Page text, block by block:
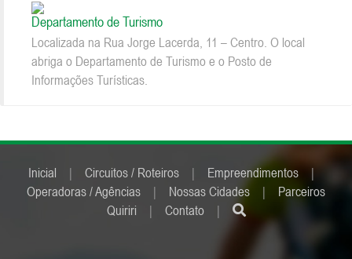
Departamento de Turismo
Localizada na Rua Jorge Lacerda, 11 – Centro. O local
abriga o Departamento de Turismo e o Posto de
Informações Turísticas.
Inicial | Circuitos / Roteiros | Empreendimentos
|
Operadoras / Agências
| Nossas Cidades |
Parceiros
Quiriri
| Contato |